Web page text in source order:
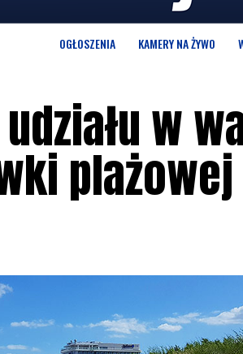
OGŁOSZENIA KAMERY NA ŻYWO
w
plażowej